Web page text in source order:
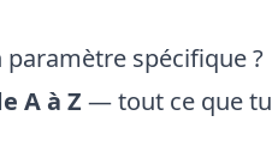
spécifique ?
A à Z — tout ce que